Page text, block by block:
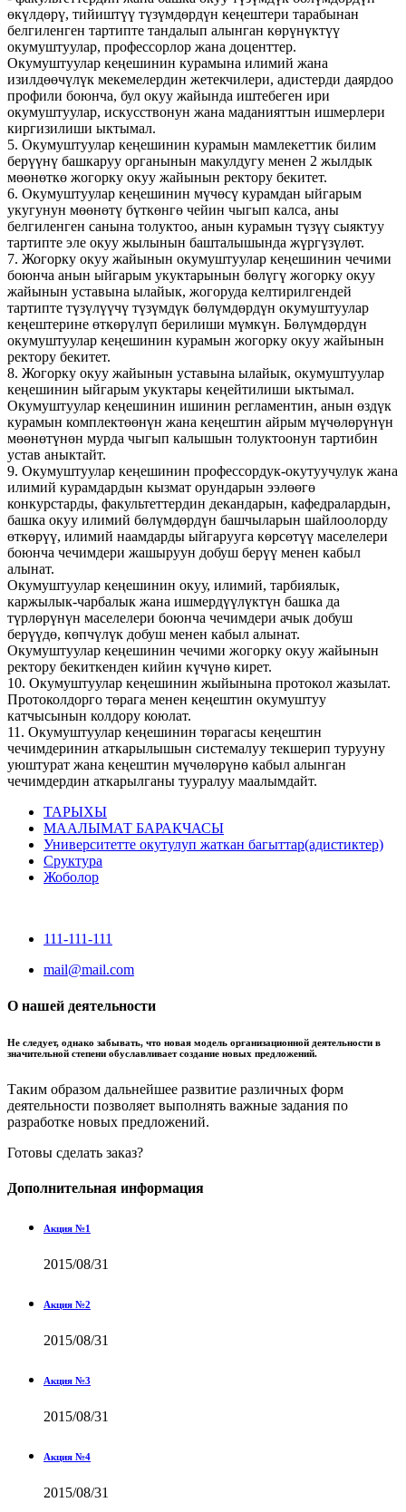
өкүлдөрү, тийиштүү түзүмдөрдүн кеңештери тарабынан
белгиленген тартипте тандалып алынган көрүнүктүү
окумуштуулар, профессорлор жана доценттер.
Окумуштуулар кеңешинин курамына илимий жана
изилдөөчүлүк мекемелердин жетекчилери, адистерди даярдоо
профили боюнча, бул окуу жайында иштебеген ири
окумуштуулар, искусствонун жана маданияттын ишмерлери
киргизилиши ыктымал.
5. Окумуштуулар кеңешинин курамын мамлекеттик билим
берүүнү башкаруу органынын макулдугу менен 2 жылдык
мөөнөткө жогорку окуу жайынын ректору бекитет.
6. Окумуштуулар кеңешинин мүчөсү курамдан ыйгарым
укугунун мөөнөтү бүткөнгө чейин чыгып калса, аны
белгиленген санына толуктоо, анын курамын түзүү сыяктуу
тартипте эле окуу жылынын башталышында жүргүзүлөт.
7. Жогорку окуу жайынын окумуштуулар кеңешинин чечими
боюнча анын ыйгарым укуктарынын бөлүгү жогорку окуу
жайынын уставына ылайык, жогоруда келтирилгендей
тартипте түзүлүүчү түзүмдүк бөлүмдөрдүн окумуштуулар
кеңештерине өткөрүлүп берилиши мүмкүн. Бөлүмдөрдүн
окумуштуулар кеңешинин курамын жогорку окуу жайынын
ректору бекитет.
8. Жогорку окуу жайынын уставына ылайык, окумуштуулар
кеңешинин ыйгарым укуктары кеңейтилиши ыктымал.
Окумуштуулар кеңешинин ишинин регламентин, анын өздүк
курамын комплектөөнүн жана кеңештин айрым мүчөлөрүнүн
мөөнөтүнөн мурда чыгып калышын толуктоонун тартибин
устав аныктайт.
9. Окумуштуулар кеңешинин профессордук-окутуучулук жана
илимий курамдардын кызмат орундарын ээлөөгө
конкурстарды, факультеттердин декандарын, кафедралардын,
башка окуу илимий бөлүмдөрдүн башчыларын шайлоолорду
өткөрүү, илимий наамдарды ыйгарууга көрсөтүү маселелери
боюнча чечимдери жашыруун добуш берүү менен кабыл
алынат.
Окумуштуулар кеңешинин окуу, илимий, тарбиялык,
каржылык-чарбалык жана ишмердүүлүктүн башка да
түрлөрүнүн маселелери боюнча чечимдери ачык добуш
берүүдө, көпчүлүк добуш менен кабыл алынат.
Окумуштуулар кеңешинин чечими жогорку окуу жайынын
ректору бекиткенден кийин күчүнө кирет.
10. Окумуштуулар кеңешинин жыйынына протокол жазылат.
Протоколдорго төрага менен кеңештин окумуштуу
катчысынын колдору коюлат.
11. Окумуштуулар кеңешинин төрагасы кеңештин
чечимдеринин аткарылышын системалуу текшерип турууну
уюштурат жана кеңештин мүчөлөрүнө кабыл алынган
чечимдердин аткарылганы тууралуу маалымдайт.
ТАРЫХЫ
МААЛЫМАТ БАРАКЧАСЫ
Университетте окутулуп жаткан багыттар(адистиктер)
Сруктура
Жоболор
111-111-111
mail@mail.com
О нашей деятельности
Не следует, однако забывать, что новая модель организационной деятельности в
значительной степени обуславливает создание новых предложений.
Таким образом дальнейшее развитие различных форм
деятельности позволяет выполнять важные задания по
разработке новых предложений.
Готовы сделать заказ?
Дополнительная информация
Акция №1
2015/08/31
Акция №2
2015/08/31
Акция №3
2015/08/31
Акция №4
2015/08/31